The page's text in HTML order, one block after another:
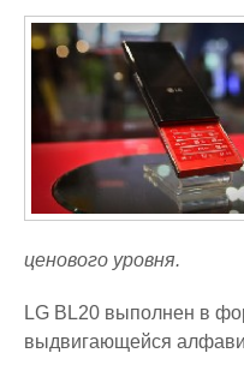
ценового уровня.
LG BL20 выполнен в
выдвигающейся